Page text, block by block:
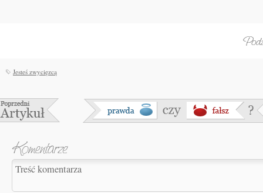
Jesteś zwycięzcą